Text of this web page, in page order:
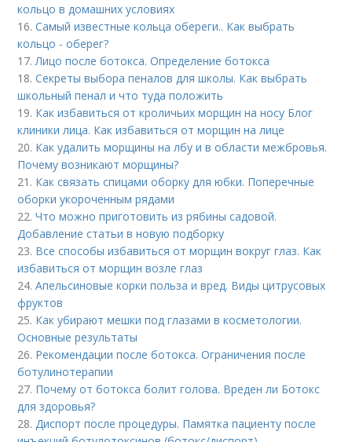
кольцо в домашних условиях
16.Самый известные кольца обереги.. Как выбрать
кольцо - оберег?
17.Лицо после ботокса. Определение ботокса
18.Секреты выбора пеналов для школы. Как выбрать
школьный пенал и что туда положить
19. Как избавиться от кроличьих морщин на носу Блог
клиники лица. Как избавиться от морщин на лице
20. Как удалить морщины на лбу и в области межбровья.
Почему возникают морщины?
21. Как связать спицами оборку для юбки. Поперечные
оборки укороченным рядами
22.Что можно приготовить из рябины садовой.
Добавление статьи в новую подборку
23. Все способы избавиться от морщин вокруг глаз. Как
избавиться от морщин возле глаз
24.Апельсиновые корки польза и вред. Виды цитрусовых
фруктов
25. Как убирают мешки под глазами в косметологии.
Основные результаты
26. Рекомендации после ботокса. Ограничения после
ботулинотерапии
27. Почему от ботокса болит голова. Вреден ли Ботокс
для здоровья?
28.Диспорт после процедуры. Памятка пациенту после